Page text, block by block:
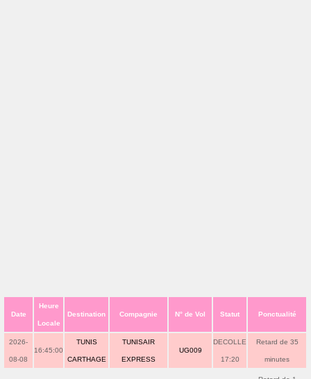
Date
Heure
Locale
Destination Compagnie N° de Vol Statut Ponctualité
2026-
08-08
16:45:00
TUNIS
CARTHAGE
TUNISAIR
EXPRESS
UG009
DECOLLE
17:20
Retard de 35
minutes